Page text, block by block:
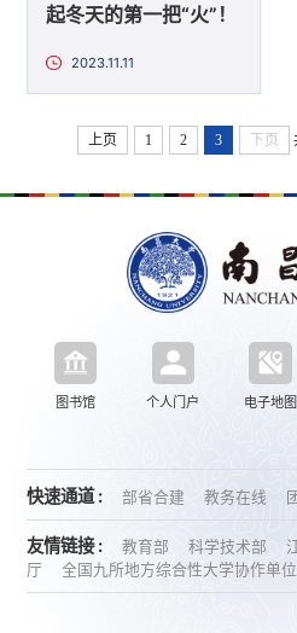
起冬天的第一把“火”！
2023.11.11
上页 1 2 3 下页
图书馆 个人门户 电子地图
快速通道 : 部省合建 教务在线
友情链接 : 教育部 科学技术部
厅
全国九所地方综合性大学协作单位